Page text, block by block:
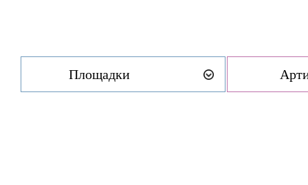
Площадки